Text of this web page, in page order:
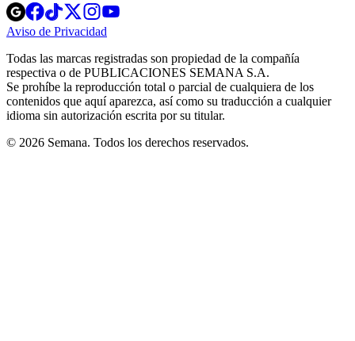
Opens
in
new
Opens
in
new
Opens
in
new
window
Opens
new
windowwindow
Aviso de Privacidad
new
window
Todas las marcas registradas son propiedad de la compañía
respectiva o de PUBLICACIONES SEMANA S.A.
Se prohíbe la reproducción total o parcial de cualquiera de los
contenidos que aquí aparezca, así como su traducción a cualquier
idioma sin autorización escrita por su titular.
© 2026 Semana. Todos los derechos reservados.